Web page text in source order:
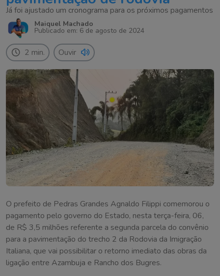
Já foi ajustado um cronograma para os próximos pagamentos
Maiquel Machado
Publicado em: 6 de agosto de 2024
2 min. Ouvir
O prefeito de Pedras Grandes Agnaldo Filippi comemorou o
pagamento pelo governo do Estado, nesta terça-feira, 06,
de R$ 3,5 milhões referente a segunda parcela do convênio
para a pavimentação do trecho 2 da Rodovia da Imigração
Italiana, que vai possibilitar o retorno imediato das obras da
ligação entre Azambuja e Rancho dos Bugres.